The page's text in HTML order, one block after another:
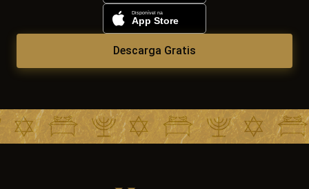
Descarga Gratis